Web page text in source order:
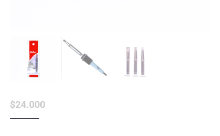
$24.000